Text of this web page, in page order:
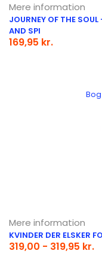
Mere information
JOURNEY OF THE
AND SPI
169,95 kr.
Mere information
KVINDER DER ELSKER
319,00 - 319,95 kr.